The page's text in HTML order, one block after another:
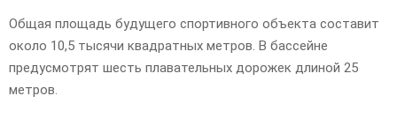
Общая площадь будущего спортивного объекта составит
около 10,5 тысячи квадратных метров. В бассейне
предусмотрят шесть плавательных дорожек длиной 25
метров.